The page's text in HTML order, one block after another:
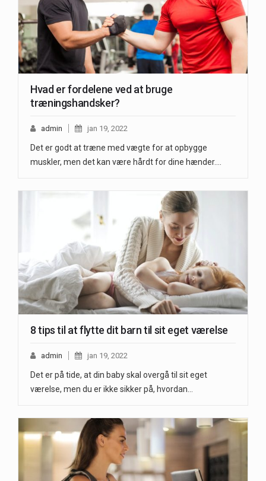
Hvad er fordelene ved at bruge
træningshandsker?
admin jan 19, 2022
Det er godt at træne med vægte for at opbygge
muskler, men det kan være hårdt for dine hænder.…
8 tips til at flytte dit barn til sit eget værelse
admin jan 19, 2022
Det er på tide, at din baby skal overgå til sit eget
værelse, men du er ikke sikker på, hvordan…